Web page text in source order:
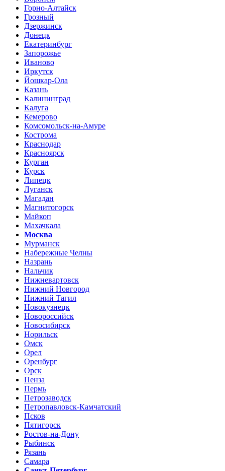
Горно-Алтайск
Грозный
Дзержинск
Донецк
Екатеринбург
Запорожье
Иваново
Иркутск
Йошкар-Ола
Казань
Калининград
Калуга
Кемерово
Комсомольск-на-Амуре
Кострома
Краснодар
Красноярск
Курган
Курск
Липецк
Луганск
Магадан
Магнитогорск
Майкоп
Махачкала
Москва
Мурманск
Набережные Челны
Назрань
Нальчик
Нижневартовск
Нижний Новгород
Нижний Тагил
Новокузнецк
Новороссийск
Новосибирск
Норильск
Омск
Орел
Оренбург
Орск
Пенза
Пермь
Петрозаводск
Петропавловск-Камчатский
Псков
Пятигорск
Ростов-на-Дону
Рыбинск
Рязань
Самара